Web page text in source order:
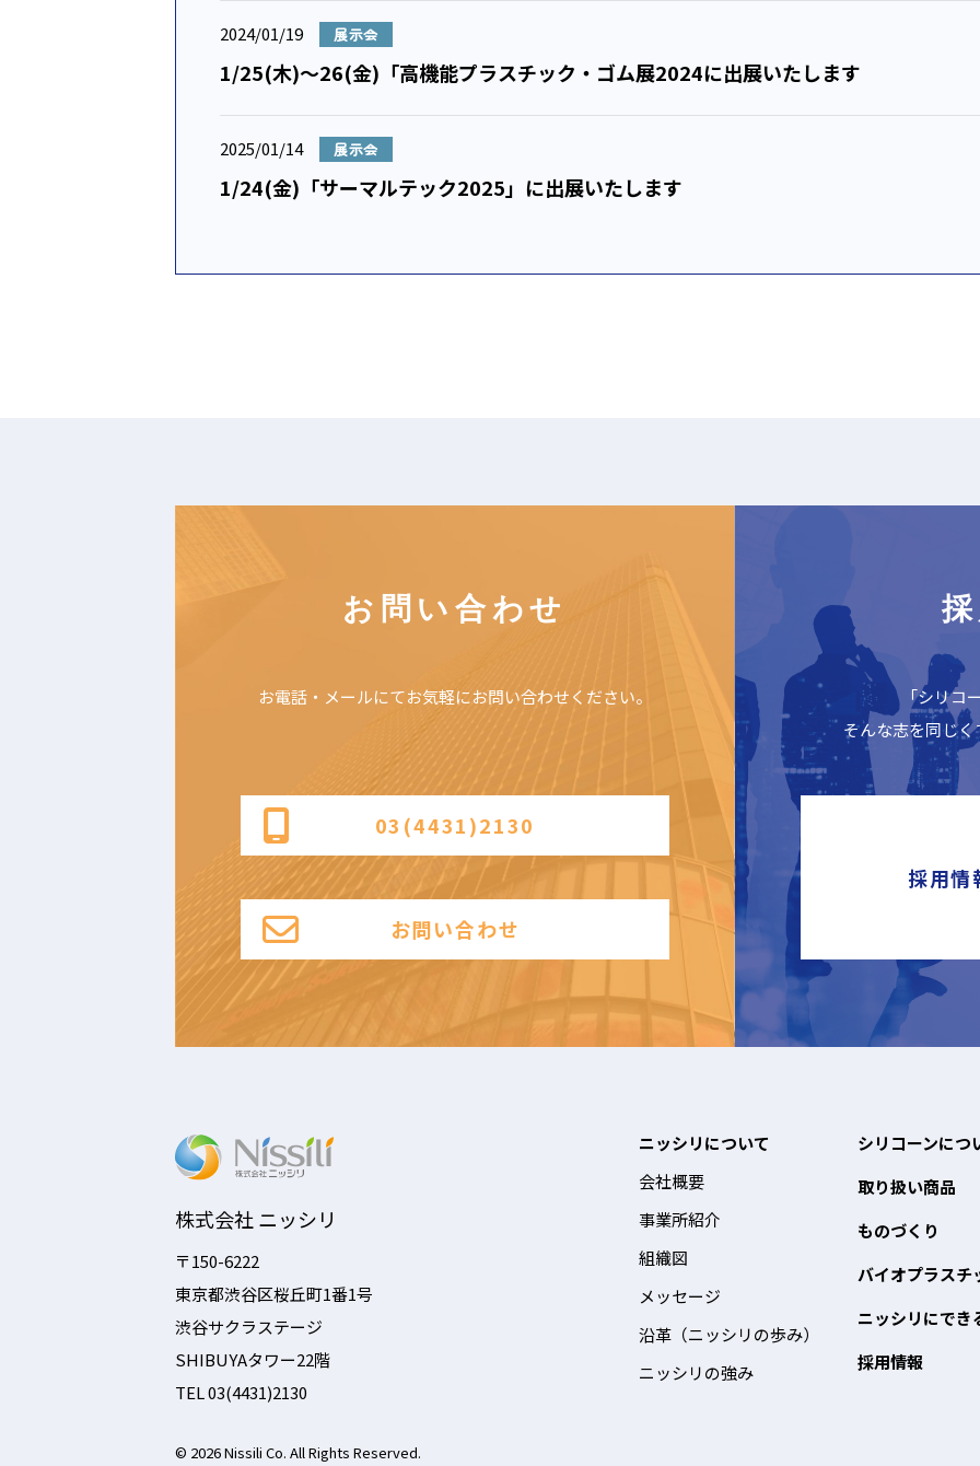
2024/01/19 展示会
1/25(木)～26(金)「高機能プラスチック・ゴム展2024に出展いたします
2025/01/14 展示会
1/24(金)「サーマルテック2025」に出展いたします
お問い合わせ
お電話・メールにてお気軽にお問い合わせください。
03(4431)2130
お問い合わせ
「シリコ
そんな志を同じ
採用情
株式会社 ニッシリ
〒150-6222
東京都渋谷区桜丘町1番1号
渋谷サクラステージ
SHIBUYAタワー22階
TEL 03(4431)2130
ニッシリについて
会社概要
事業所紹介
組織図
メッセージ
沿革（ニッシリの歩み）
ニッシリの強み
シリコーンにつ
取り扱い商品
ものづくり
バイオプラスチ
ニッシリにでき
採用情報
© 2026 Nissili Co. All Rights Reserved.